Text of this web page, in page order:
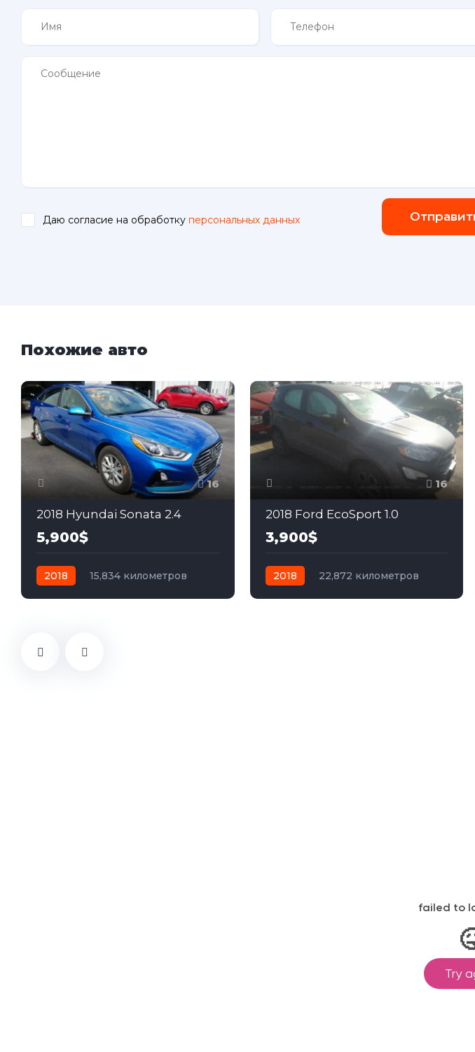
Даю согласие на обработку персональных данных
Похожие авто
16
2018 Hyundai Sonata 2.4
5,900$
2018
15,834 километров
16
2018 Ford EcoSport 1.0
3,900$
2018
22,872 километров